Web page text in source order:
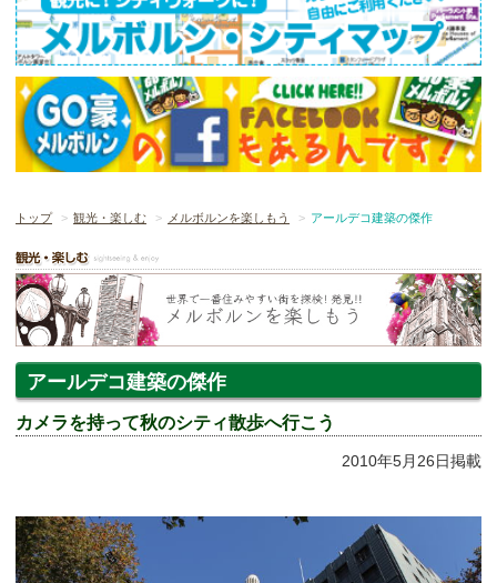
トップ 観光・楽しむ メルボルンを楽しもう アールデコ建築の傑作
アールデコ建築の傑作
カメラを持って秋のシティ散歩へ行こう
2010年5月26日掲載